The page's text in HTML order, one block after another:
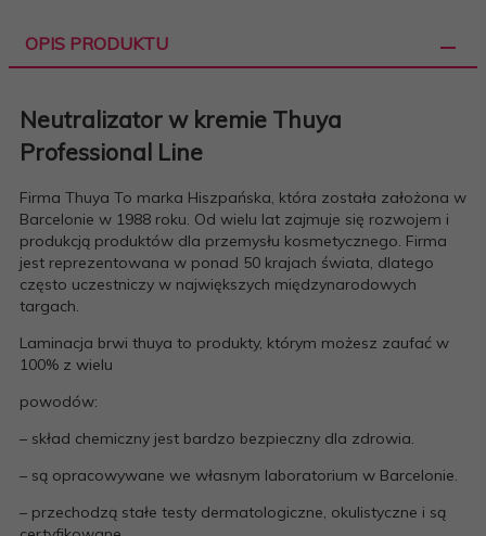
OPIS PRODUKTU
Neutralizator w kremie Thuya
Professional Line
Firma Thuya To marka Hiszpańska, która została założona w
Barcelonie w 1988 roku. Od wielu lat zajmuje się rozwojem i
produkcją produktów dla przemysłu kosmetycznego. Firma
jest reprezentowana w ponad 50 krajach świata, dlatego
często uczestniczy w największych międzynarodowych
targach.
Laminacja brwi thuya to produkty, którym możesz zaufać w
100% z wielu
powodów:
– skład chemiczny jest bardzo bezpieczny dla zdrowia.
– są opracowywane we własnym laboratorium w Barcelonie.
– przechodzą stałe testy dermatologiczne, okulistyczne i są